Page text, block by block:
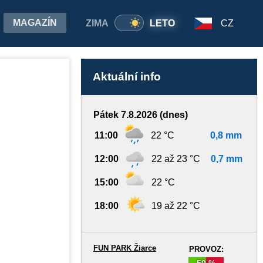
ZIMA LETO
MAGAZÍN CZ
Aktuální info
Pátek 7.8.2026 (dnes)
11:00 22 °C 0,8 mm
12:00 22 až 23 °C 0,7 mm
15:00 22 °C
18:00 19 až 22 °C
PROVOZ:
FUN PARK Žiarce